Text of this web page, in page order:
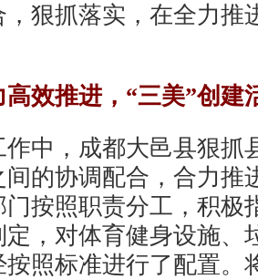
，狠抓落实，在全力推
推进，“三美”创建
，成都大邑县狠抓
的协调配合，合力推
按照职责分工，积极
，对体育健身设施、
照标准进行了配置。